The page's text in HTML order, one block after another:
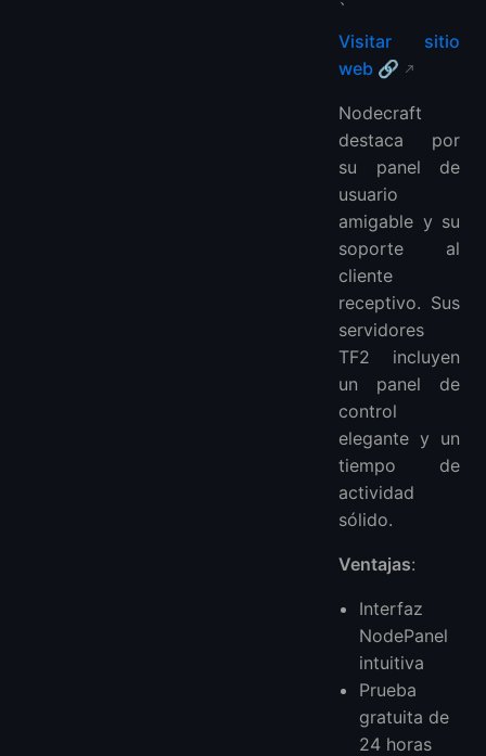
Visitar sitio
web 🔗
Nodecraft
destaca por
su panel de
usuario
amigable y su
soporte al
cliente
receptivo. Sus
servidores
TF2 incluyen
un panel de
control
elegante y un
tiempo de
actividad
sólido.
Ventajas:
Interfaz
NodePanel
intuitiva
Prueba
gratuita de
24 horas